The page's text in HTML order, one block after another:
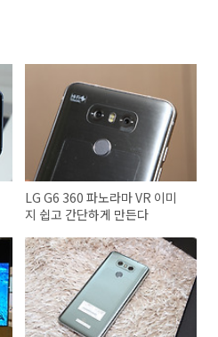
LG G6 360 파노라마 VR 이미
지 쉽고 간단하게 만든다